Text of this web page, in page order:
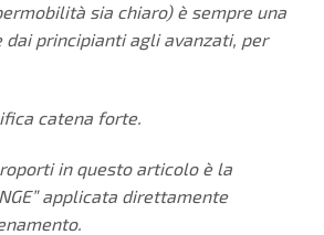
sia chiaro) è sempre una
dai principianti agli avanzati, per
catena forte.
in questo articolo è la
applicata direttamente